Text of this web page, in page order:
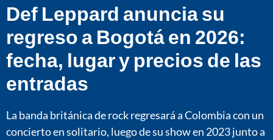
Def Leppard anuncia su
regreso a Bogotá en 2026:
fecha, lugar y precios de las
entradas
La banda británica de rock regresará a Colombia con un
concierto en solitario, luego de su show en 2023 junto a